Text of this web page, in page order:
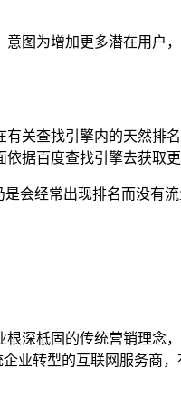
图为增加更多潜在用
关查找引擎内的天然
据百度查找引擎去获取
会经常出现排名而没有
深柢固的传统营销理
业转型的互联网服务商，